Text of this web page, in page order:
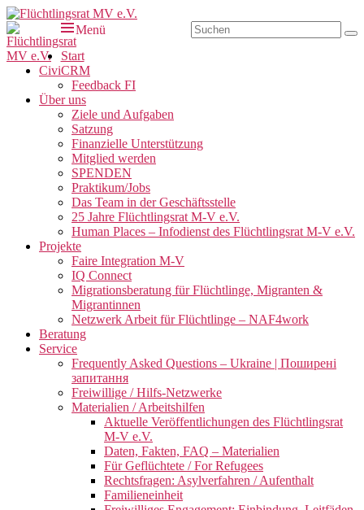
Zum
Inhalt
springen
Flüchtlingsrat MV e.V.
Schwerin
Suchen
nach:
Menü
Primäres
Menü
Start
CiviCRM
Feedback FI
Über uns
Ziele und Aufgaben
Satzung
Finanzielle Unterstützung
Mitglied werden
SPENDEN
Praktikum/Jobs
Das Team in der Geschäftsstelle
25 Jahre Flüchtlingsrat M-V e.V.
Human Places – Infodienst des Flüchtlingsrat M-V e.V.
Projekte
Faire Integration M-V
IQ Connect
Migrationsberatung für Flüchtlinge, Migranten &
Migrantinnen
Netzwerk Arbeit für Flüchtlinge – NAF4work
Beratung
Service
Frequently Asked Questions – Ukraine | Поширені
запитання
Freiwillige / Hilfs-Netzwerke
Materialien / Arbeitshilfen
Aktuelle Veröffentlichungen des Flüchtlingsrat
M-V e.V.
Daten, Fakten, FAQ – Materialien
Für Geflüchtete / For Refugees
Rechtsfragen: Asylverfahren / Aufenthalt
Familieneinheit